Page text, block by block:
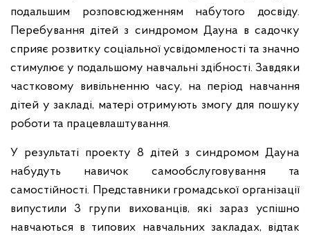
подальшим розповсюдженням набутого досвіду.
Перебування дітей з синдромом Дауна в садочку
сприяє розвитку соціальної усвідомленості та значно
стимулює у подальшому навчальні здібності. Завдяки
частковому вивільненню часу, на період навчання
дітей у закладі, матері отримують змогу для пошуку
роботи та працевлаштування.
У результаті проекту 8 дітей з синдромом Дауна
набудуть навичок самообслуговування та
самостійності. Представники громадської організації
випустили 3 групи вихованців, які зараз успішно
навчаються в типових навчальних закладах, відтак